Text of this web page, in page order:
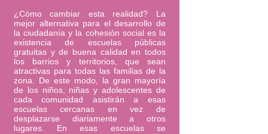
¿Cómo cambiar esta realidad? La
mejor alternativa para el desarrollo de
la ciudadanía y la cohesión social es la
existencia de escuelas públicas
gratuitas y de buena calidad en todos
los barrios y territorios, que sean
atractivas para todas las familias de la
zona. De este modo, la gran mayoría
de los niños, niñas y adolescentes de
cada comunidad asistirán a esas
escuelas cercanas en vez de
desplazarse diariamente a otros
lugares. En esas escuelas se